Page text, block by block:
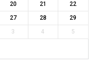
20 21
22
27 28
29
3 4 5